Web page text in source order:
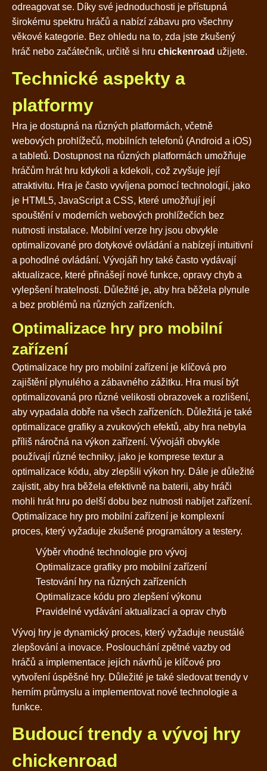
odreagovat se. Díky své jednoduchosti je přístupná
širokému spektru hráčů a nabízí zábavu pro všechny
věkové kategorie. Bez ohledu na to, zda jste zkušený
hráč nebo začátečník, určitě si hru chickenroad užijete.
Technické aspekty a
platformy
Hra je dostupná na různých platformách, včetně
webových prohlížečů, mobilních telefonů (Android a iOS)
a tabletů. Dostupnost na různých platformách umožňuje
hráčům hrát hru kdykoli a kdekoli, což zvyšuje její
atraktivitu. Hra je často vyvíjena pomocí technologií, jako
je HTML5, JavaScript a CSS, které umožňují její
spouštění v moderních webových prohlížečích bez
nutnosti instalace. Mobilní verze hry jsou obvykle
optimalizované pro dotykové ovládání a nabízejí intuitivní
a pohodlné ovládání. Vývojáři hry také často vydávají
aktualizace, které přinášejí nové funkce, opravy chyb a
vylepšení hratelnosti. Důležité je, aby hra běžela plynule
a bez problémů na různých zařízeních.
Optimalizace hry pro mobilní
zařízení
Optimalizace hry pro mobilní zařízení je klíčová pro
zajištění plynulého a zábavného zážitku. Hra musí být
optimalizovaná pro různé velikosti obrazovek a rozlišení,
aby vypadala dobře na všech zařízeních. Důležitá je také
optimalizace grafiky a zvukových efektů, aby hra nebyla
příliš náročná na výkon zařízení. Vývojáři obvykle
používají různé techniky, jako je komprese textur a
optimalizace kódu, aby zlepšili výkon hry. Dále je důležité
zajistit, aby hra běžela efektivně na baterii, aby hráči
mohli hrát hru po delší dobu bez nutnosti nabíjet zařízení.
Optimalizace hry pro mobilní zařízení je komplexní
proces, který vyžaduje zkušené programátory a testery.
Výběr vhodné technologie pro vývoj
Optimalizace grafiky pro mobilní zařízení
Testování hry na různých zařízeních
Optimalizace kódu pro zlepšení výkonu
Pravidelné vydávání aktualizací a oprav chyb
Vývoj hry je dynamický proces, který vyžaduje neustálé
zlepšování a inovace. Poslouchání zpětné vazby od
hráčů a implementace jejích návrhů je klíčové pro
vytvoření úspěšné hry. Důležité je také sledovat trendy v
herním průmyslu a implementovat nové technologie a
funkce.
Budoucí trendy a vývoj hry
chickenroad